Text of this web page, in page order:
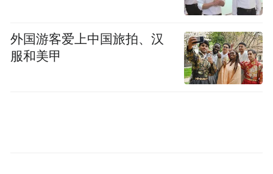
外国游客爱上中国旅拍、汉
服和美甲